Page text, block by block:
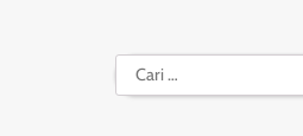
Cari
untuk: